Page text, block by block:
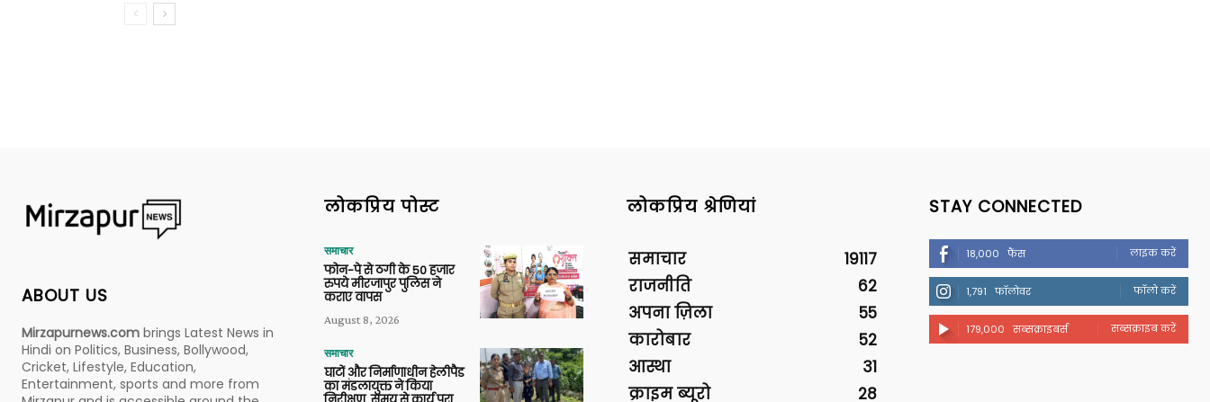
ABOUT US
Mirzapurnews.com brings Latest News in
Hindi on Politics, Business, Bollywood,
Cricket, Lifestyle, Education,
Entertainment, sports and more from
लोकप्रिय पोस्ट
समाचार
फोन-पे से ठगी के 50 हजार
रुपये मीरजापुर पुलिस ने
कराए वापस
August 8, 2026
समाचार
घाटों और निर्माणाधीन हेलीपैड
का मंडलायुक्त ने किया
लोकप्रिय श्रेणियां
समाचार
19117
राजनीति
62
अपना ज़िला
55
कारोबार
52
आस्था
31
क्राइम ब्यूरो
28
STAY CONNECTED
18,000 फैंस लाइक करें
1,791 फॉलोवर फॉलो करें
179,000 सब्सक्राइबर्स सब्सक्राइब करें